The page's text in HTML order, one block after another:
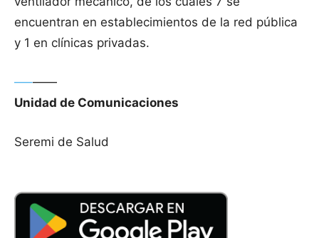
encuentran en establecimientos de la red pública
y 1 en clínicas privadas.
—–——
Unidad de Comunicaciones
Seremi de Salud